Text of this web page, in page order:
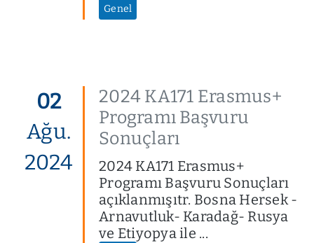
Genel
02
Ağu.
2024
2024 KA171 Erasmus+
Programı Başvuru
Sonuçları
2024 KA171 Erasmus+
Programı Başvuru Sonuçları
açıklanmışıtr. Bosna Hersek -
Arnavutluk- Karadağ- Rusya
ve Etiyopya ile ...